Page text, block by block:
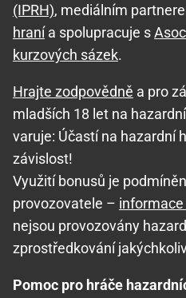
(IPRH), mediálním
hranía spolupracuje s
kurzových sázek.
Hrajte zodpovědně a pro
mladších 18 let na
varuje: Účastí na hazardní
závislost!
Využití bonusů je
provozovatele – informace
nejsou provozovány
zprostředkování
Pomoc pro hráče